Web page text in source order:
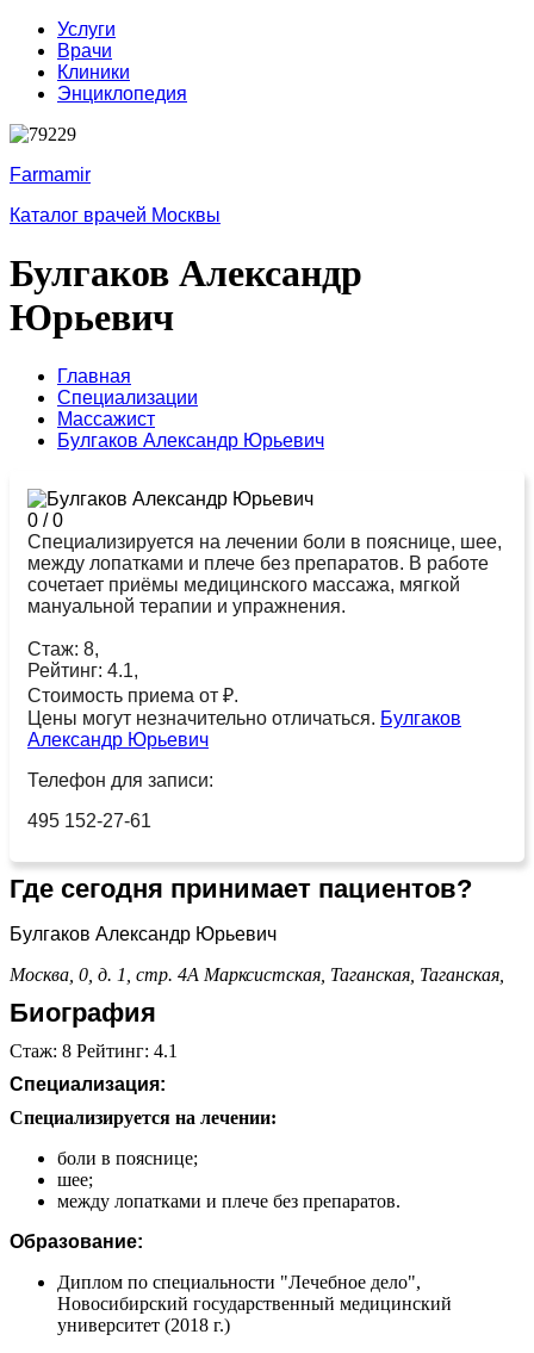
Услуги
Врачи
Клиники
Энциклопедия
Farmamir
Каталог врачей Москвы
Булгаков Александр
Юрьевич
Главная
Специализации
Массажист
Булгаков Александр Юрьевич
0 /0
Специализируется на лечении боли в пояснице, шее,
между лопатками и плече без препаратов. В работе
сочетает приёмы медицинского массажа, мягкой
мануальной терапии и упражнения.
Стаж: 8,
Рейтинг: 4.1,
Стоимость приема от ₽.
Цены могут незначительно отличаться. Булгаков
Александр Юрьевич
Телефон для записи:
495 152-27-61
Где сегодня принимает пациентов?
Булгаков Александр Юрьевич
Москва, 0, д. 1, стр. 4А Марксистская, Таганская, Таганская,
Биография
Стаж: 8 Рейтинг: 4.1
Специализация:
Специализируется на лечении:
боли в пояснице;
шее;
между лопатками и плече без препаратов.
Образование:
Диплом по специальности "Лечебное дело",
Новосибирский государственный медицинский
университет (2018 г.)